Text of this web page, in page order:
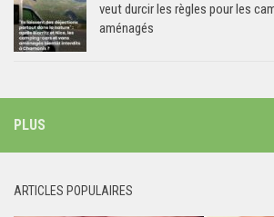
veut durcir les règles pour les
aménagés
PLUS
ARTICLES POPULAIRES